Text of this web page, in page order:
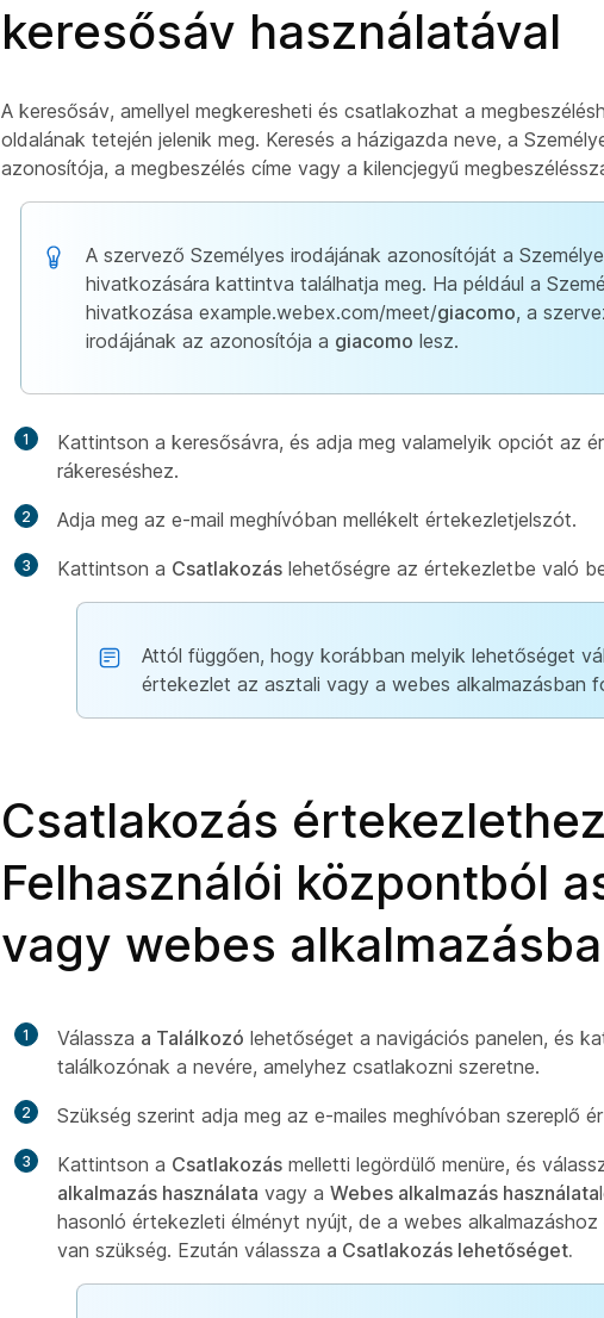
keresősáv használatával
A keresősáv, amellyel megkeresheti és csatlakozhat a
oldalának tetején jelenik meg. Keresés a házigazda neve, a
azonosítója, a megbeszélés címe vagy a kilencjegyű
A szervező Személyes irodájának azonosítóját a
hivatkozására kattintva találhatja meg. Ha például a
hivatkozása example.webex.com/meet/giacomo, a
irodájának az azonosítója a giacomo lesz.
1
Kattintson a keresősávra, és adja meg valamelyik opciót az
rákereséshez.
2 Adja meg az e-mail meghívóban mellékelt értekezletjelszót.
3 Kattintson a Csatlakozás lehetőségre az értekezletbe való
Attól függően, hogy korábban melyik lehetőséget
értekezlet az asztali vagy a webes alkalmazásban
Csatlakozás
Felhasználói központból
vagy webes
1 Válassza a Találkozó lehetőséget a navigációs panelen, és
találkozónak a nevére, amelyhez csatlakozni szeretne.
2 Szükség szerint adja meg az e-mailes meghívóban szereplő
3 Kattintson a Csatlakozás melletti legördülő menüre, és
alkalmazás használata vagy a Webes alkalmazás használata
hasonló értekezleti élményt nyújt, de a webes
van szükség. Ezután válassza a Csatlakozás lehetőséget.